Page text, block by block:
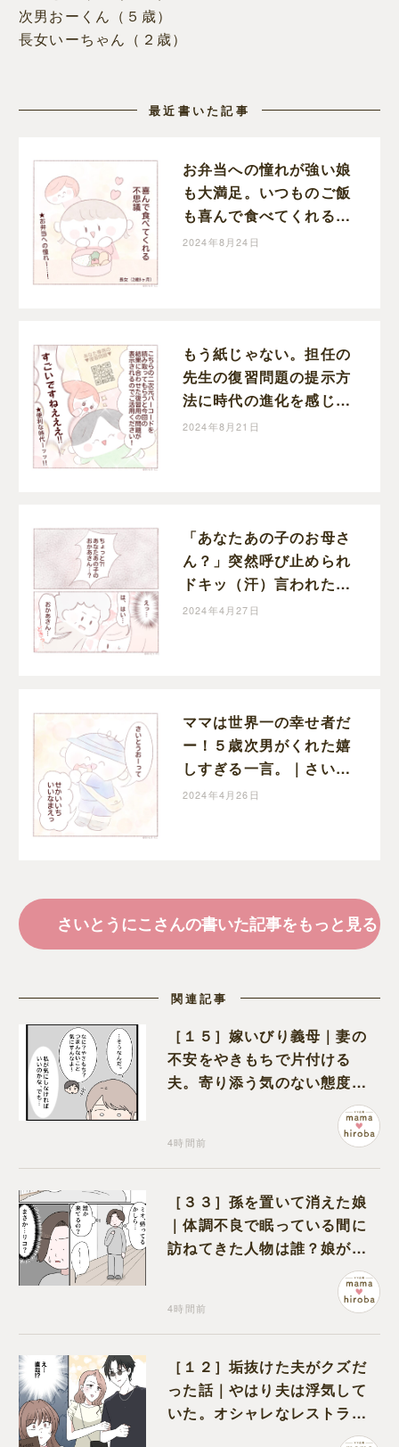
次男おーくん（５歳）
長女いーちゃん（２歳）
最近書いた記事
お弁当への憧れが強い娘
も大満足。いつものご飯
も喜んで食べてくれる我
が家の秘策｜さいとうに
2024年8月24日
もう紙じゃない。担任の
先生の復習問題の提示方
法に時代の進化を感じて
驚き｜さいとうにこの子
2024年8月21日
「あなたあの子のお母さ
ん？」突然呼び止められ
ドキッ（汗）言われた言
葉は・・長男の成長を感
2024年4月27日
ママは世界一の幸せ者だ
ー！５歳次男がくれた嬉
しすぎる一言。｜さいと
うにこの子育て絵日記
2024年4月26日
さいとうにこさんの書いた記事をもっと見る
関連記事
［１５］嫁いびり義母｜妻の
不安をやきもちで片付ける
夫。寄り添う気のない態度に
4時間前
［３３］孫を置いて消えた娘
｜体調不良で眠っている間に
訪ねてきた人物は誰？娘が戻
ってきたのかと不安になる
4時間前
［１２］垢抜けた夫がクズだ
った話｜やはり夫は浮気して
いた。オシャレなレストラン